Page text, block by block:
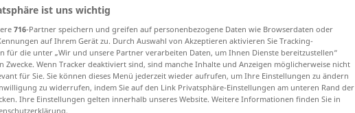
für "Geschäftszeit"
ist uns wichtig
716-Partner speichern und greifen auf personenbezogene Daten wie Browserdaten oder
auf Ihrem Gerät zu. Durch Auswahl von Akzeptieren aktivieren Sie Tracking-
für die unter „Wir und unsere Partner verarbeiten Daten, um Ihnen Dienste bereitzustellen“
Zwecke. Wenn Tracker deaktiviert sind, sind manche Inhalte und Anzeigen möglicherweise nicht
für Sie. Sie können dieses Menü jederzeit wieder aufrufen, um Ihre Einstellungen zu ändern
zu widerrufen, indem Sie auf den Link Privatsphäre-Einstellungen am unteren Rand der
Ihre Einstellungen gelten innerhalb unseres Website. Weitere Informationen finden Sie in